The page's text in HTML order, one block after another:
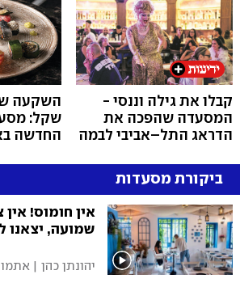
קבלו את גילה וננסי -
המסעדה שהפכה את
הדראג התל–אביבי לבמה
שקל:
החדשה
ביקורת מסעדות
אין חומוס!
שמועה, יצאנו
יהונתן כהן אתמול |